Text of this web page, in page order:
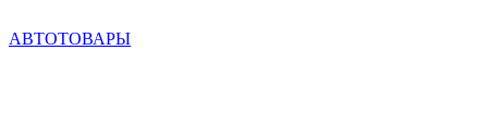
АВТОТОВАРЫ